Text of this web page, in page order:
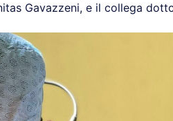
Gavazzeni, e il collega